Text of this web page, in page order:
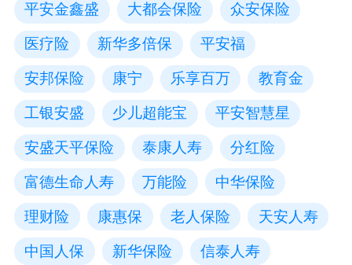
平安金鑫盛 大都会保险 众安保险
医疗险 新华多倍保 平安福
安邦保险 康宁 乐享百万 教育金
工银安盛 少儿超能宝 平安智慧星
安盛天平保险 泰康人寿 分红险
富德生命人寿 万能险 中华保险
理财险 康惠保 老人保险 天安人寿
中国人保 新华保险 信泰人寿